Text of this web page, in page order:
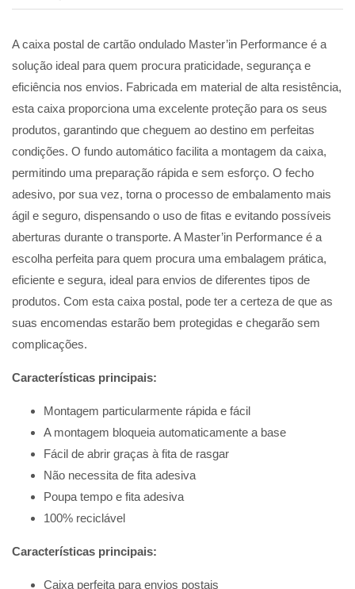
A caixa postal de cartão ondulado Master’in Performance é a
solução ideal para quem procura praticidade, segurança e
eficiência nos envios. Fabricada em material de alta resistência,
esta caixa proporciona uma excelente proteção para os seus
produtos, garantindo que cheguem ao destino em perfeitas
condições. O fundo automático facilita a montagem da caixa,
permitindo uma preparação rápida e sem esforço. O fecho
adesivo, por sua vez, torna o processo de embalamento mais
ágil e seguro, dispensando o uso de fitas e evitando possíveis
aberturas durante o transporte. A Master’in Performance é a
escolha perfeita para quem procura uma embalagem prática,
eficiente e segura, ideal para envios de diferentes tipos de
produtos. Com esta caixa postal, pode ter a certeza de que as
suas encomendas estarão bem protegidas e chegarão sem
complicações.
Características principais:
Montagem particularmente rápida e fácil
A montagem bloqueia automaticamente a base
Fácil de abrir graças à fita de rasgar
Não necessita de fita adesiva
Poupa tempo e fita adesiva
100% reciclável
Características principais:
Caixa perfeita para envios postais